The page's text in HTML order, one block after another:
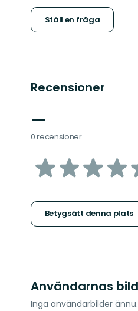
Ställ en fråga
Recensioner
—
0 recensioner
av
stjärnor
Betygsätt denna plats
Användarnas
Inga användarbilder